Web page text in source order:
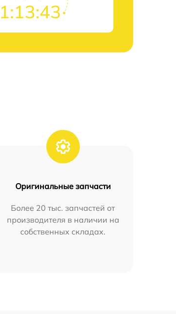
Оригинальные запчасти
Более 20 тыс. запчастей от
производителя в наличии на
собственных складах.